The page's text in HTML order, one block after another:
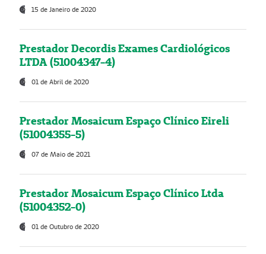
15 de Janeiro de 2020
Prestador Decordis Exames Cardiológicos
LTDA (51004347-4)
01 de Abril de 2020
Prestador Mosaicum Espaço Clínico Eireli
(51004355-5)
07 de Maio de 2021
Prestador Mosaicum Espaço Clínico Ltda
(51004352-0)
01 de Outubro de 2020